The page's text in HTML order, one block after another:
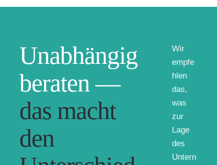
Unabhängig
beraten —
das macht
den
Wir
empfe
hlen
das,
was
zur
Lage
des
Untern